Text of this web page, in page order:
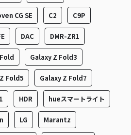
CG SE C2 C9P
DAC DMR-ZR1
Galaxy Z Fold3
Fold5 Galaxy Z Fold7
HDR hueスマートライト
LG Marantz